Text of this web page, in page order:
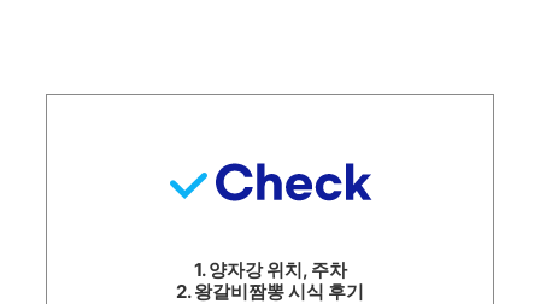
1. 양자강 위치, 주차
2. 왕갈비짬뽕 시식 후기